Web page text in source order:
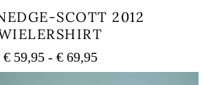
SCOTT 2012
€59,95 - €69,95Prijsklasse:
€ 59,95